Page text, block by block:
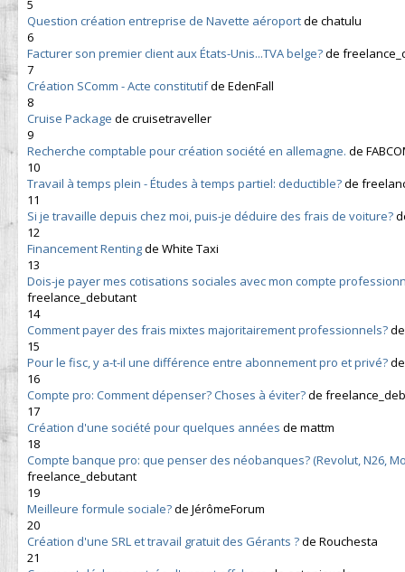
5
Question création entreprise de Navette aéroportde chatulu
6
Facturer son premier client aux États-Unis...TVA belge?de
7
Création SComm - Acte constitutifde EdenFall
8
Cruise Package de cruisetraveller
9
Recherche comptable pour création société en allemagne. de
10
Travail à temps plein - Études à temps partiel: deductible?de
11
Si je travaille depuis chez moi, puis-je déduire des frais de voiture?
12
Financement Rentingde White Taxi
13
Dois-je payer mes cotisations sociales avec mon compte
freelance_debutant
14
Comment payer des frais mixtes majoritairement professionnels?
15
Pour le fisc, y a-t-il une différence entre abonnement pro et privé?
16
Compte pro: Comment dépenser? Choses à éviter?de
17
Création d'une société pour quelques années de mattm
18
Compte banque pro: que penser des néobanques? (Revolut, N26,
freelance_debutant
19
Meilleure formule sociale?de JérômeForum
20
Création d'une SRL et travail gratuit des Gérants ?de Rouchesta
21